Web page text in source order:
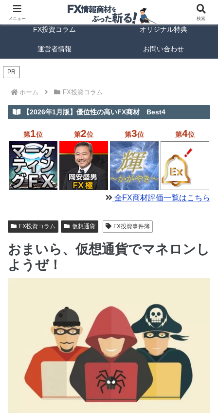
FX商材ランキング FX手法解説
FX投資コラム オリジナル特典
運営者情報 お問い合わせ
PR
ホーム FX投資コラム
【2026年1月版】優位性の高いFX商材 Best4
第1位 第2位 第3位 第4位
全FX商材評価一覧はこちら
FX投資コラム 仮想通貨 FX投資事件簿
おまいら、仮想通貨でマネロンし
ようぜ！
メニュー 検索